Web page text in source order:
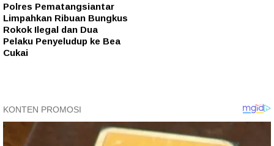
Polres Pematangsiantar
Limpahkan Ribuan Bungkus
Rokok Ilegal dan Dua
Pelaku Penyeludup ke Bea
Cukai